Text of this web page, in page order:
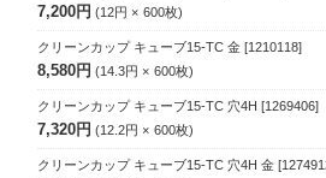
7,200円 12円 600枚
クリーンカップ キューブ15-TC 金 [1210118]
8,580円 14.3円 600枚
クリーンカップ キューブ15-TC 穴4H [1269406]
7,320円 12.2円 600枚
クリーンカップ キューブ15-TC 穴4H 金